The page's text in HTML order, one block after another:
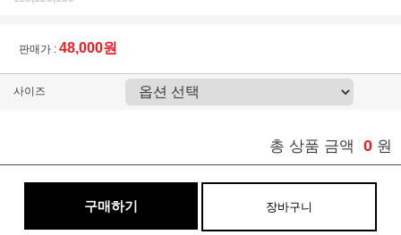
판매가 : 48,000원
사이즈
총 상품 금액 0 원
구매하기 장바구니